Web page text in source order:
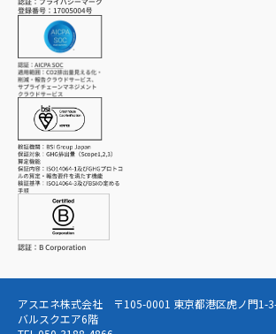
アスエネ株式会社 〒105-0001 東京都港区虎ノ門1-
バルスクエア6階